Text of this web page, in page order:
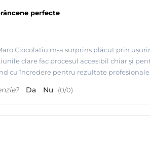
pas!
de mărimea unui bob de mazăre într-un
orice pete nedorite folosind un tampon
perfecte
Ciocolatiu m-a surprins plăcut prin
clare fac procesul accesibil chiar și
cu încredere pentru rezultate profesionale.
Da Nu (0/0)